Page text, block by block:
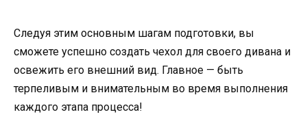
Следуя этим основным шагам подготовки, вы
сможете успешно создать чехол для своего дивана и
освежить его внешний вид. Главное — быть
терпеливым и внимательным во время выполнения
каждого этапа процесса!